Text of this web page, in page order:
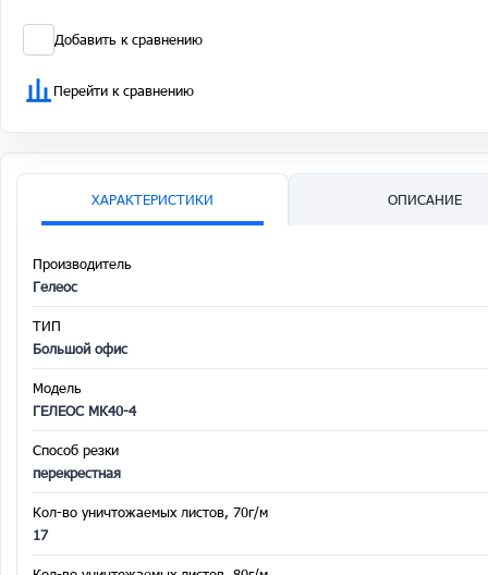
Добавить к сравнению
Перейти к сравнению
ХАРАКТЕРИСТИКИ ОПИСАНИЕ
Производитель
Гелеос
ТИП
Большой офис
Модель
ГЕЛЕОС МК40-4
Способ резки
перекрестная
Кол-во уничтожаемых листов, 70г/м
17